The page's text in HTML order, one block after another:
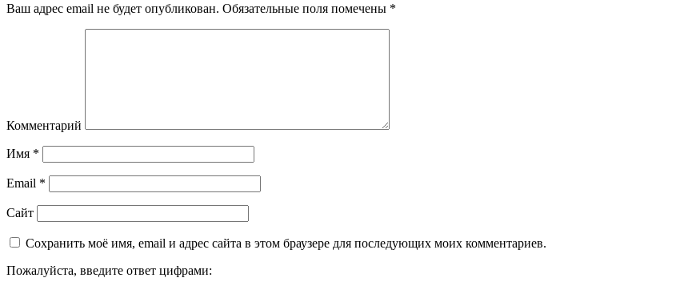
Ваш адрес email не будет опубликован. Обязательные поля помечены *
Комментарий
Имя *
Email *
Сайт
Сохранить моё имя, email и адрес сайта в этом браузере для последующих моих комментариев.
Пожалуйста, введите ответ цифрами: